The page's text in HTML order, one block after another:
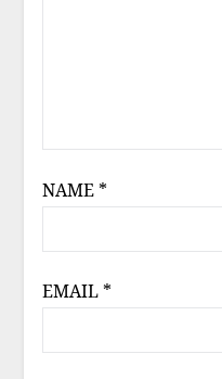
NAME *
EMAIL *